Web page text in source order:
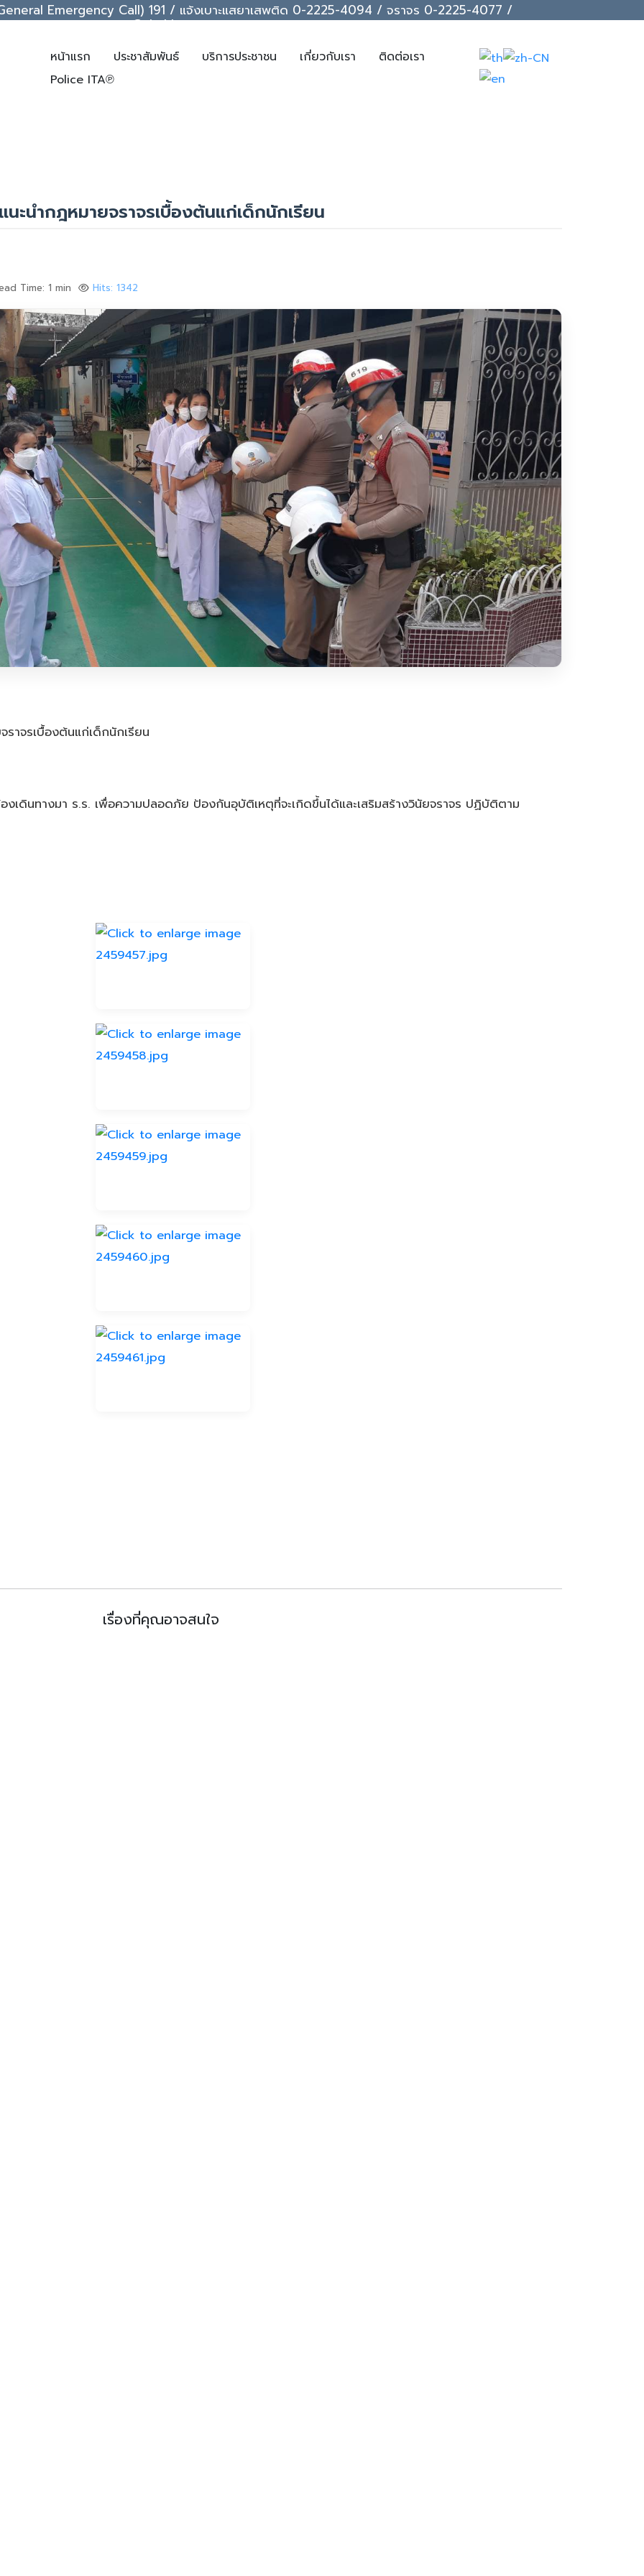
Emergency Call) 191 / แจ้งเบาะแสยาเสพติด 0-2225-4094 / จราจร 0-2225-4077 /
support@chakkrawat.com
หน้าแรก ประชาสัมพันธ์ บริการประชาชน เกี่ยวกับเรา
ติดต่อเรา
Police ITA℗
ะนำกฎหมายจราจรเบื้องต้นแก่เด็กนักเรียน
Time: 1 min Hits: 1342
ราจรเบื้องต้นแก่เด็กนักเรียน
เดินทางมา ร.ร. เพื่อความปลอดภัย ป้องกันอุบัติเหตุที่จะเกิดขึ้นได้และเสริมสร้างวินัยจราจร ปฏิบัติตาม
เรื่องที่คุณอาจสนใจ